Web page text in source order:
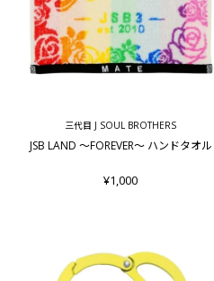
三代目 J SOUL BROTHERS
JSB LAND ～FOREVER～ ハンドタオル
¥1,000